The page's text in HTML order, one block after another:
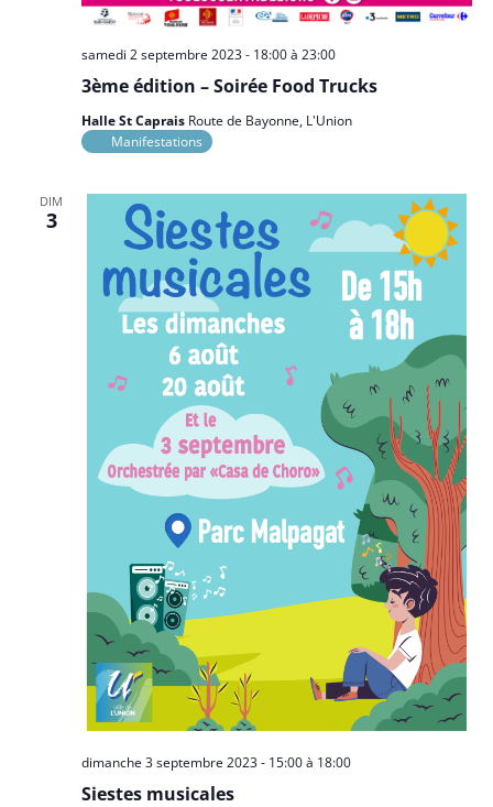
3ème édition – Soirée Food Trucks
samedi 2 septembre 2023 - 18:00à 23:00
Halle St Caprais Route de Bayonne, L'Union
Manifestations
DIM
3
Siestes musicales
dimanche 3 septembre 2023 - 15:00à 18:00